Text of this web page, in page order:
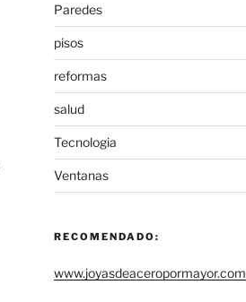
Paredes
pisos
reformas
salud
Tecnologia
Ventanas
RECOMENDADO:
www.joyasdeaceropormayor.com